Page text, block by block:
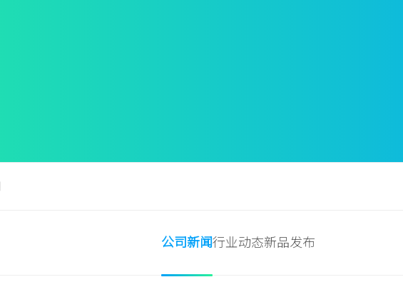
公司新闻行业动态新品发布